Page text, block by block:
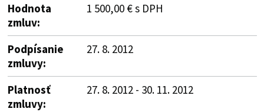
Hodnota
zmluv:
1 500,00 € s DPH
Podpísanie
zmluvy:
27. 8. 2012
Platnosť
zmluvy:
27. 8. 2012 - 30. 11. 2012